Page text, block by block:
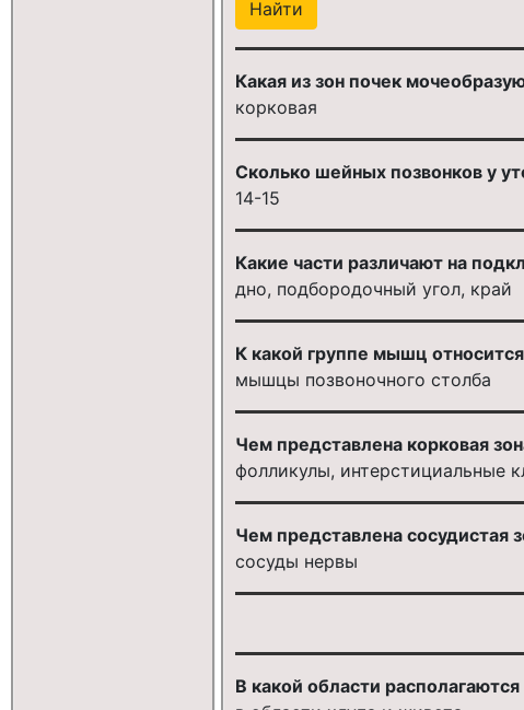
Какая из зон почек
корковая
Сколько шейных позвонков у
14-15
Какие части различают на
дно, подбородочный угол, край
К какой группе мышц
мышцы позвоночного столба
Чем представлена корковая
фолликулы, интерстициальные
Чем представлена сосудистая
сосуды нервы
В какой области